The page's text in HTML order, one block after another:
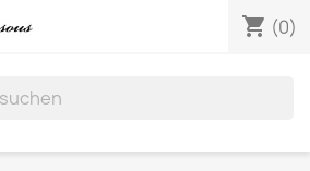
shopping_cart (0)